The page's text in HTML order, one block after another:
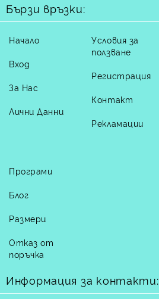
Бързи връзки:
Начало
Вход
За Нас
Лични Данни
Условия за
ползване
Регистрация
Контакт
Рекламации
Програми
Блог
Размери
Отказ от
поръчка
Информация за контакти: